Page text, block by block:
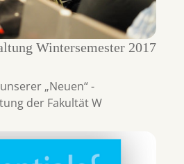
Wintersemester 2017
„Neuen“ -
der Fakultät W